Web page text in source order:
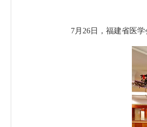
7月26日，福建省医学